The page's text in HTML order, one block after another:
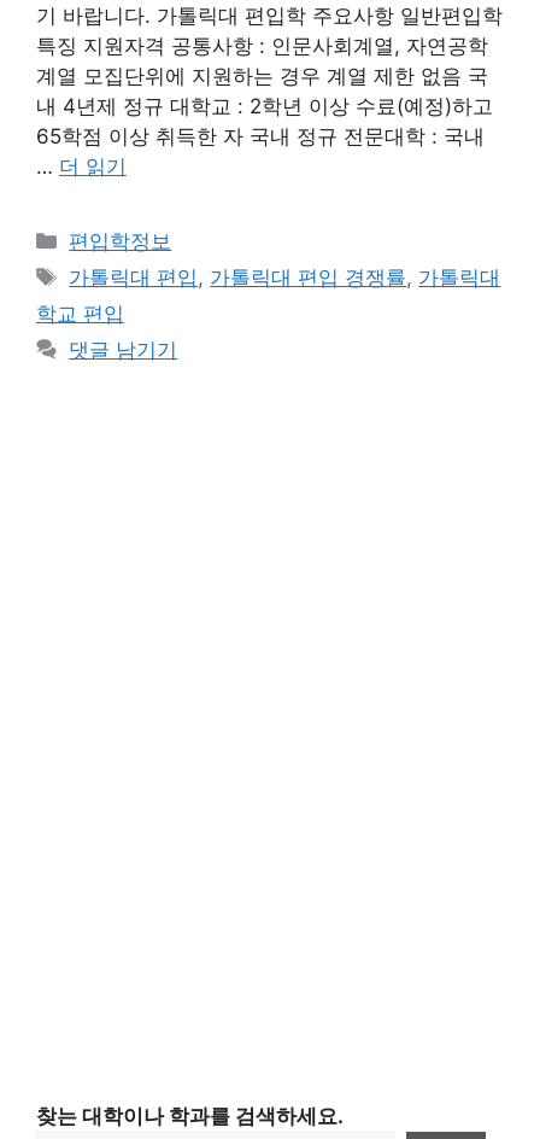
기 바랍니다. 가톨릭대 편입학 주요사항 일반편입학
특징 지원자격 공통사항 : 인문사회계열, 자연공학
계열 모집단위에 지원하는 경우 계열 제한 없음 국
내 4년제 정규 대학교 : 2학년 이상 수료(예정)하고
65학점 이상 취득한 자 국내 정규 전문대학 : 국내
… 더 읽기
카
테
리
편입학정보
태
그
가톨릭대 편입, 가톨릭대 편입 경쟁률, 가톨릭대
학교 편입
댓글 남기기
찾는 대학이나 학과를 검색하세요.